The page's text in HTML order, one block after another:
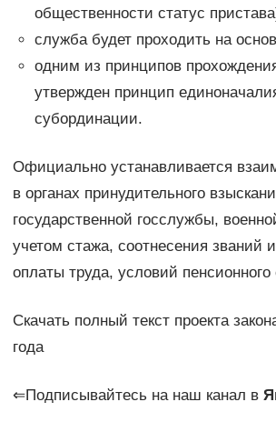
общественности статус
служба будет проходить на
одним из принципов
утвержден принцип
субординации.
Официально устанавливается
в органах принудительного
государственной госслужбы,
учетом стажа, соотнесения званий
оплаты труда, условий пенсионного
Скачать полный текст проекта
года
⇐Подписывайтесь на наш канал в